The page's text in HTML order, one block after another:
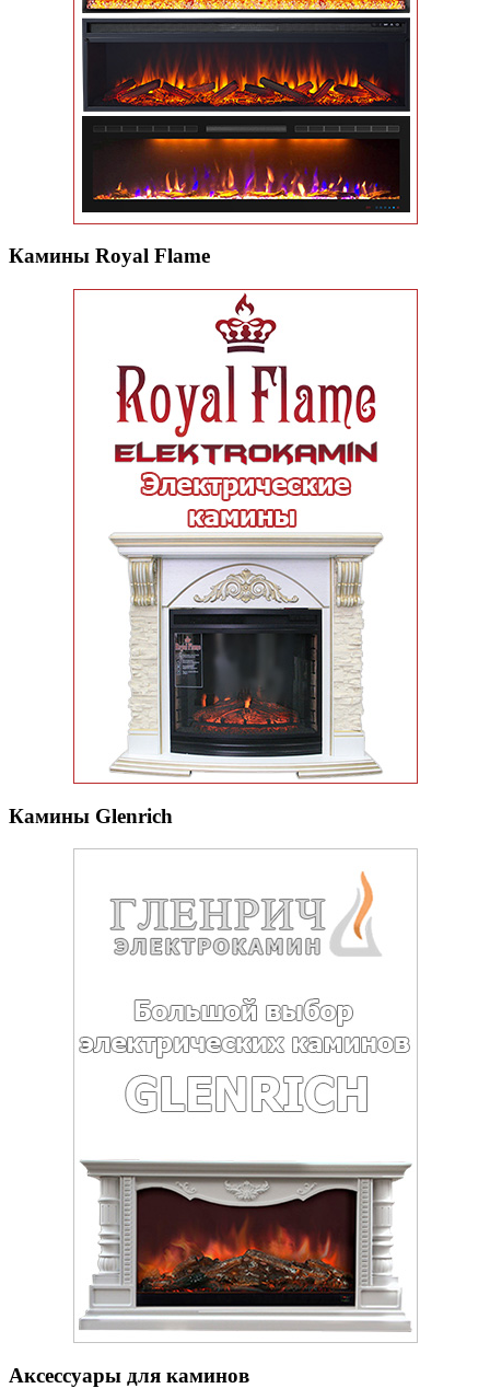
Камины Royal Flame
Камины Glenrich
Аксессуары для каминов